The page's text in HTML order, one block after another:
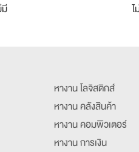
มี
หางาน โลจิสติกส์
หางาน คลังสินค้า
หางาน คอมพิวเตอร์
หางาน การเงิน